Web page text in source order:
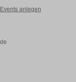
Events anlegen